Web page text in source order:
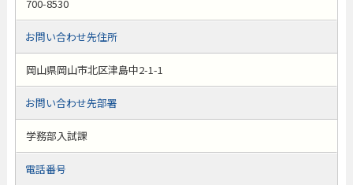
700-8530
お問い合わせ先住所
岡山県岡山市北区津島中2-1-1
お問い合わせ先部署
学務部入試課
電話番号